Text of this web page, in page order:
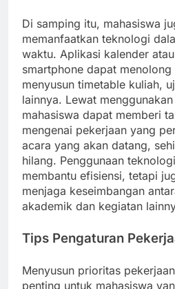
Di samping itu, mahasiswa
memanfaatkan teknologi
waktu. Aplikasi kalender
smartphone dapat menolong
menyusun timetable kuliah,
lainnya. Lewat
mahasiswa dapat memberi
mengenai pekerjaan yang
acara yang akan datang,
hilang. Penggunaan
membantu efisiensi, tetapi
menjaga keseimbangan
akademik dan kegiatan
Tips Pengaturan
Menyusun prioritas
penting untuk mahasiswa